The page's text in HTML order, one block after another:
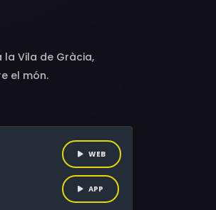
Vila de Gràcia,
el món.
WEB
APP